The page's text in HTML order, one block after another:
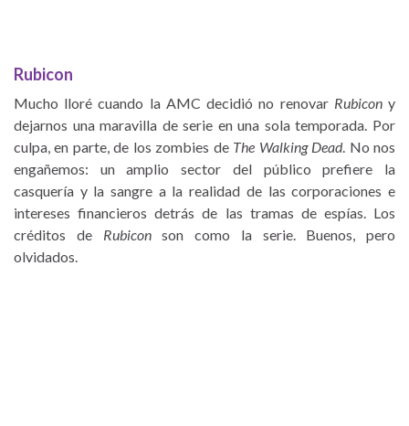
Rubicon
Mucho lloré cuando la AMC decidió no renovar Rubicony
dejarnos una maravilla de serie en una sola temporada. Por
culpa, en parte, de los zombies de The Walking Dead. No nos
engañemos: un amplio sector del público prefiere la
casquería y la sangre a la realidad de las corporaciones e
intereses financieros detrás de las tramas de espías. Los
créditos de Rubiconson como la serie. Buenos, pero
olvidados.